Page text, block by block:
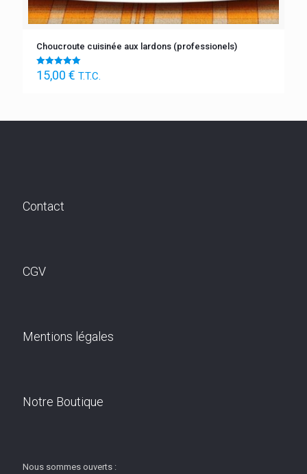
Choucroute cuisinée aux lardons (professionels)
Note
5.00
15,00 € T.T.C.
Contact
CGV
Mentions légales
Notre Boutique
Nous sommes ouverts :